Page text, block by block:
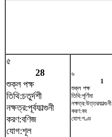
৫
28
শুক্ল পক্ষ
তিথি:চতুর্দশী
নক্ষত্র:পূর্বফাল্গুনী
করণ:বণিজ
যোগ:শূল
৬
1
শুক্ল পক্ষ
তিথি:পূর্ণিমা
নক্ষত্র:উত্তরফাল্গুনী
করণ:বব
যোগ:গণ্ড